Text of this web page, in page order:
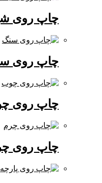
چاپ روی شیشه
چاپ روی سنگ
چاپ روی چوب
چاپ روی چرم